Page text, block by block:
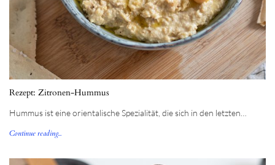
Rezept: Zitronen-Hummus
Hummus ist eine orientalische Spezialität, die sich in den letzten…
Continue reading...